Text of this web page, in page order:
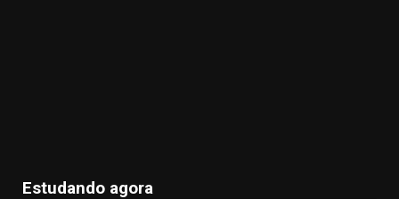
Estudando agora